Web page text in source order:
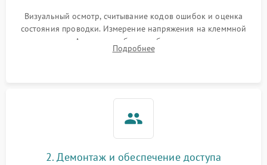
Визуальный осмотр, считывание кодов ошибок и оценка
состояния проводки. Измерение напряжения на клеммной
колодке. Анализ жалоб на проблемы с нагревом,
конвекцией, панелью управления или блокировкой дверцы.
Подробнее
2. Демонтаж и обеспечение доступа